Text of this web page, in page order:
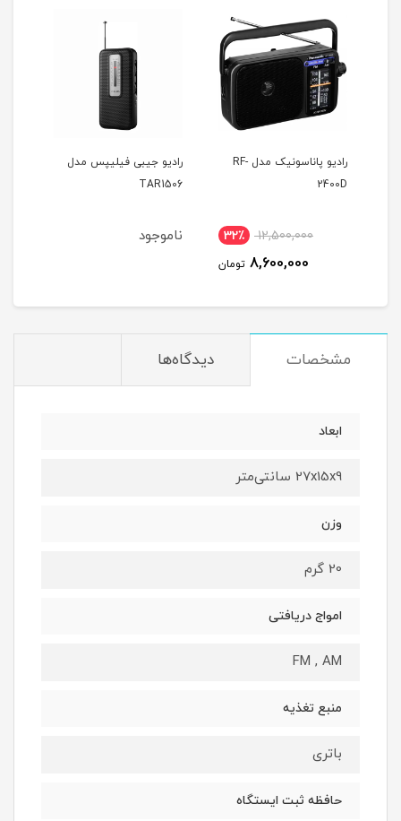
رادیو پاناسونیک مدل RF-
2400D
12,500,000 32٪
8,600,000 تومان
رادیو جیبی فیلیپس مدل
TAR1506
ناموجود
مشخصات دیدگاه‌ها
ابعاد
27x15x9 سانتی‌متر
وزن
20 گرم
امواج دریافتی
FM , AM
منبع تغذیه
باتری
حافظه ثبت ایستگاه